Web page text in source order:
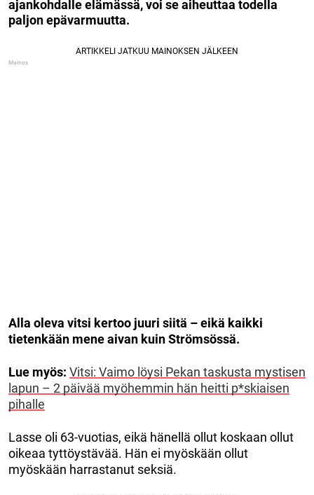
ajankohdalle elämässä, voi se aiheuttaa todella
paljon epävarmuutta.
Alla oleva vitsi kertoo juuri siitä – eikä kaikki
tietenkään mene aivan kuin Strömsössä.
Lue myös: Vitsi: Vaimo löysi Pekan taskusta mystisen
lapun – 2 päivää myöhemmin hän heitti p*skiaisen
pihalle
Lasse oli 63-vuotias, eikä hänellä ollut koskaan ollut
oikeaa tyttöystävää. Hän ei myöskään ollut
myöskään harrastanut seksiä.